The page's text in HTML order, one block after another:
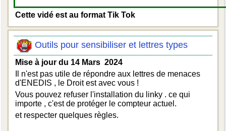
Cette vidé est au format Tik Tok
Outils pour sensibiliser et lettres types
Mise à jour du 14 Mars 2024
Il n'est pas utile de répondre aux lettres de menaces
d'ENEDIS , le Droit est avec vous !
Vous pouvez refuser l'installation du linky . ce qui
importe , c'est de protéger le compteur actuel.
et respecter quelques règles.